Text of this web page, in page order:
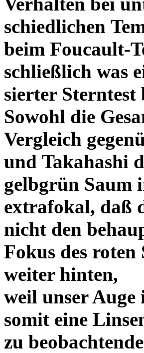
schiedlichen
beim Foucault-
schließlich was
sierter Sterntest
Sowohl die
Vergleich
und Takahashi
gelbgrün Saum
extrafokal, daß
nicht den
Fokus des
weiter hinten,
weil unser
somit eine
zu